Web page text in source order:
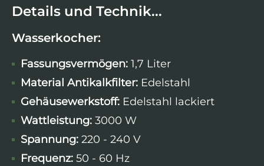
Details und Technik...
Wasserkocher:
Fassungsvermögen: 1,7 Liter
Material Antikalkfilter: Edelstahl
Gehäusewerkstoff: Edelstahl lackiert
Wattleistung: 3000 W
Spannung: 220 - 240 V
Frequenz: 50 - 60 Hz